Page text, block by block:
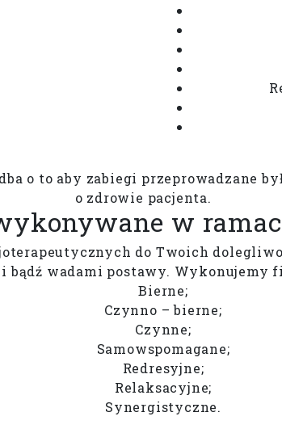
o to aby zabiegi przeprowadzane
o zdrowie pacjenta.
w
do Twoich
bądź wadami postawy. Wykonujemy
Bierne;
Czynno – bierne;
Czynne;
Samowspomagane;
Redresyjne;
Relaksacyjne;
Synergistyczne.